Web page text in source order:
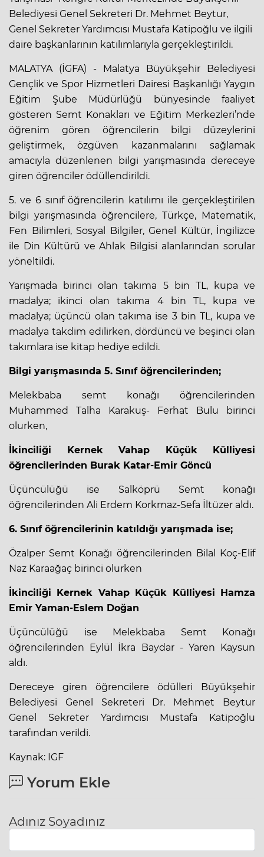
Belediyesi Genel Sekreteri Dr. Mehmet Beytur,
Genel Sekreter Yardımcısı Mustafa Katipoğlu ve ilgili
daire başkanlarının katılımlarıyla gerçekleştirildi.
MALATYA (İGFA) - Malatya Büyükşehir Belediyesi
Gençlik ve Spor Hizmetleri Dairesi Başkanlığı Yaygın
Eğitim Şube Müdürlüğü bünyesinde faaliyet
gösteren Semt Konakları ve Eğitim Merkezleri’nde
öğrenim gören öğrencilerin bilgi düzeylerini
geliştirmek, özgüven kazanmalarını sağlamak
amacıyla düzenlenen bilgi yarışmasında dereceye
giren öğrenciler ödüllendirildi.
5. ve 6 sınıf öğrencilerin katılımı ile gerçekleştirilen
bilgi yarışmasında öğrencilere, Türkçe, Matematik,
Fen Bilimleri, Sosyal Bilgiler, Genel Kültür, İngilizce
ile Din Kültürü ve Ahlak Bilgisi alanlarından sorular
yöneltildi.
Yarışmada birinci olan takıma 5 bin TL, kupa ve
madalya; ikinci olan takıma 4 bin TL, kupa ve
madalya; üçüncü olan takıma ise 3 bin TL, kupa ve
madalya takdim edilirken, dördüncü ve beşinci olan
takımlara ise kitap hediye edildi.
Bilgi yarışmasında 5. Sınıf öğrencilerinden;
Melekbaba semt konağı öğrencilerinden
Muhammed Talha Karakuş- Ferhat Bulu birinci
olurken,
İkinciliği Kernek Vahap Küçük Külliyesi
öğrencilerinden Burak Katar-Emir Göncü
Üçüncülüğü ise Salköprü Semt konağı
öğrencilerinden Ali Erdem Korkmaz-Sefa İltüzer aldı.
6. Sınıf öğrencilerinin katıldığı yarışmada ise;
Özalper Semt Konağı öğrencilerinden Bilal Koç-Elif
Naz Karaağaç birinci olurken
İkinciliği Kernek Vahap Küçük Külliyesi Hamza
Emir Yaman-Eslem Doğan
Üçüncülüğü ise Melekbaba Semt Konağı
öğrencilerinden Eylül İkra Baydar - Yaren Kaysun
aldı.
Dereceye giren öğrencilere ödülleri Büyükşehir
Belediyesi Genel Sekreteri Dr. Mehmet Beytur
Genel Sekreter Yardımcısı Mustafa Katipoğlu
tarafından verildi.
Kaynak: IGF
Yorum Ekle
Adınız Soyadınız